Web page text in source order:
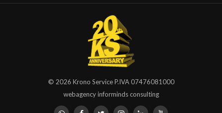
© 2026 Krono ServiceP.IVA 07476081000
webagency informinds consulting